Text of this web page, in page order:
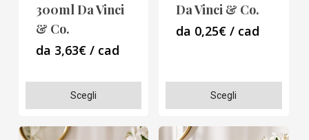
pagina
del
prodotto
pagina
del
Scegli
prodotto
ha
300ml Da Vinci
& Co.
da 3,63€ / cad
Scegli
prodotto
ha
Da Vinci & Co.
da 0,25€ / cad